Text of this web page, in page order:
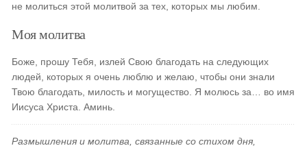
не молиться этой молитвой за тех, которых мы любим.
Моя молитва
Боже, прошу Тебя, излей Свою благодать на следующих
людей, которых я очень люблю и желаю, чтобы они знали
Твою благодать, милость и могущество. Я молюсь за… во имя
Иисуса Христа. Аминь.
Размышления и молитва, связанные со стихом дня,